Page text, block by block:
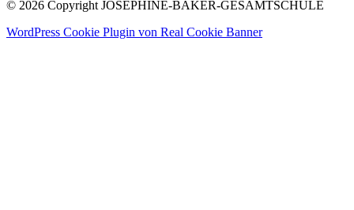
© 2026 Copyright JOSEPHINE-BAKER-GESAMTSCHULE
WordPress Cookie Plugin von Real Cookie Banner